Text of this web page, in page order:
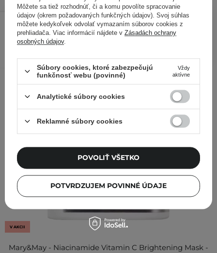
12,68 € 16,90 € /ks
Kontrolovali aj ďalší zákazníci
V AKCII
Mary&May - Niacinamide Vitamin C Brightening Mask -
Môžete sa tiež rozhodnúť, či a komu povolíte spracovanie
údajov (okrem požadovaných funkčných údajov). Svoj súhlas
môžete kedykoľvek odvolať vymazaním súborov cookies z
prehliadača. Viac informácií nájdete v Zásadách ochrany
osobných údajov.
Súbory cookies, ktoré zabezpečujú
funkčnosť webu (povinné)
Vždy
aktívne
Analytické súbory cookies
Reklamné súbory cookies
POTVRDZUJEM POVINNÉ ÚDAJE
POVOLIŤ VŠETKO